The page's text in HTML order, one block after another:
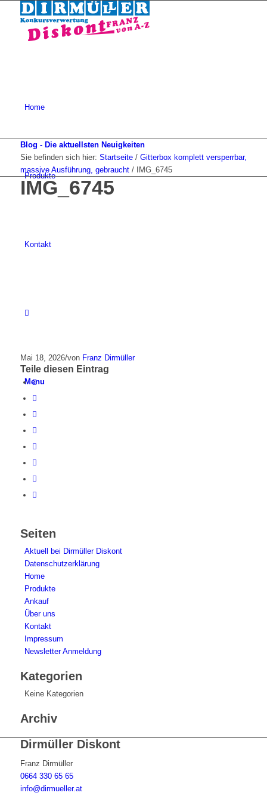
Home
Produkte
Kontakt
Menu
Blog - Die aktuellsten Neuigkeiten
Sie befinden sich hier: Startseite / Gitterbox komplett versperrbar,
massive Ausführung, gebraucht / IMG_6745
IMG_6745
Mai 18, 2026/von Franz Dirmüller
Teile diesen Eintrag
Seiten
Aktuell bei Dirmüller Diskont
Datenschutzerklärung
Home
Produkte
Ankauf
Über uns
Kontakt
Impressum
Newsletter Anmeldung
Kategorien
Keine Kategorien
Archiv
Dirmüller Diskont
Franz Dirmüller
0664 330 65 65
info@dirmueller.at